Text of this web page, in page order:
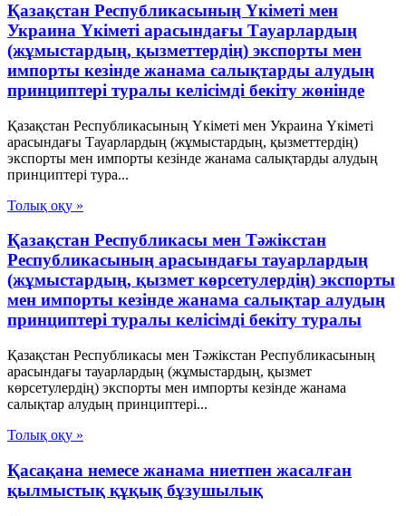
Қазақстан Республикасының Үкіметі мен
Украина Үкіметі арасындағы Тауарлардың
(жұмыстардың, қызметтердің) экспорты мен
импорты кезінде жанама салықтарды алудың
принциптері туралы келісімді бекіту жөнінде
Қазақстан Республикасының Үкіметі мен Украина Үкіметі
арасындағы Тауарлардың (жұмыстардың, қызметтердің)
экспорты мен импорты кезінде жанама салықтарды алудың
принциптері тура...
Толық оқу »
Қазақстан Республикасы мен Тәжікстан
Республикасының арасындағы тауарлардың
(жұмыстардың, қызмет көрсетулердің) экспорты
мен импорты кезінде жанама салықтар алудың
принциптері туралы келісімді бекіту туралы
Қазақстан Республикасы мен Тәжікстан Республикасының
арасындағы тауарлардың (жұмыстардың, қызмет
көрсетулердің) экспорты мен импорты кезінде жанама
салықтар алудың принциптері...
Толық оқу »
Қасақана немесе жанама ниетпен жасалған
қылмыстық құқық бұзушылық